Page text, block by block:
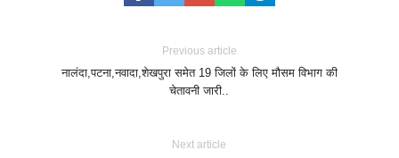
Previous article
नालंदा,पटना,नवादा,शेखपुरा समेत 19 जिलों के लिए मौसम विभाग की
चेतावनी जारी..
Next article